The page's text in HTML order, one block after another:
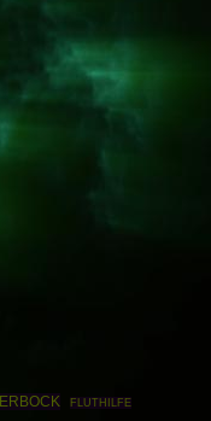
FLUTHILFE